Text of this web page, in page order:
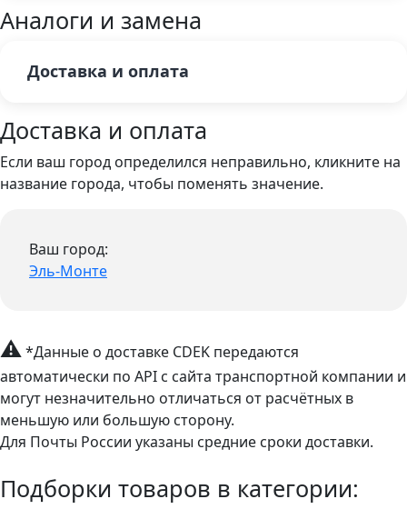
Аналоги и замена
Доставка и оплата
Доставка и оплата
Если ваш город определился неправильно, кликните на
название города, чтобы поменять значение.
Ваш город:
Эль-Монте
⚠*Данные о доставке CDEK передаются
автоматически по API с сайта транспортной компании и
могут незначительно отличаться от расчётных в
меньшую или большую сторону.
Для Почты России указаны средние сроки доставки.
Подборки товаров в категории: